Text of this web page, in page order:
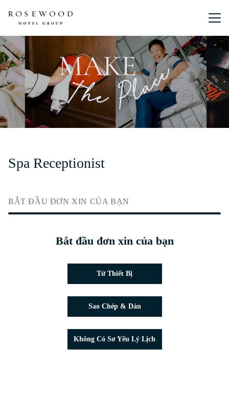
Menu
Spa Receptionist
BẮT ĐẦU ĐƠN XIN CỦA BẠN
Bắt đầu đơn xin của bạn
Từ Thiết Bị
Sao Chép & Dán
Không Có Sơ Yếu Lý Lịch